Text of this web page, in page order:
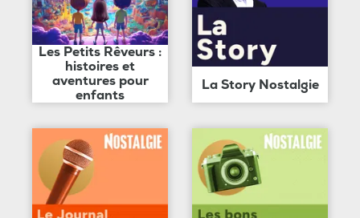
Les Petits Rêveurs :
histoires et
aventures pour
enfants
La Story Nostalgie